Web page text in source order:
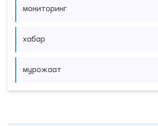
мониторинг
хабар
мурожаат